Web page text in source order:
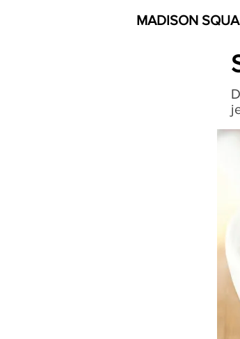
MADISON